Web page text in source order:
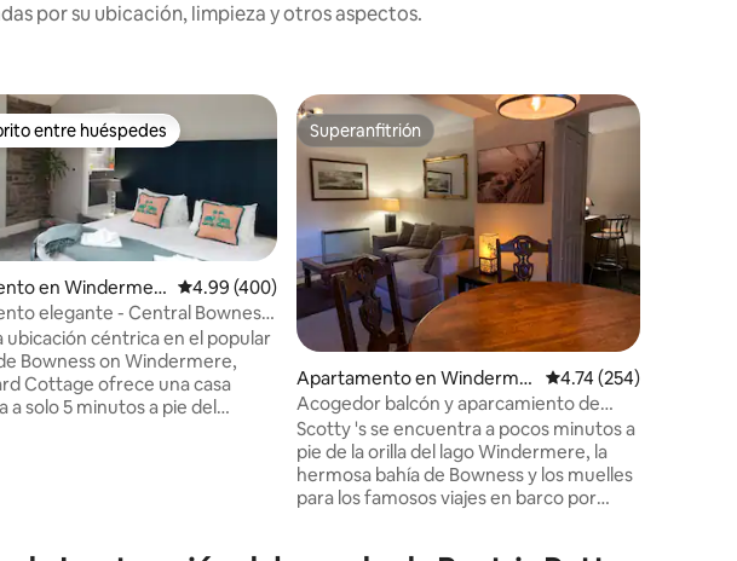
por su ubicación, limpieza y otros aspectos.
de 5, 183 reseñas
entre huéspedes preferido
entre huéspedes
en Windermer
Calificación promedio: 4.99 de 5, 400 reseñas
4.99 (400)
elegante - Central Bowness
ubicación céntrica en el popular
Bowness on Windermere,
Cottage ofrece una casa
a solo 5 minutos a pie del
Superanfitrión
Superanfitrión
Apartamento en Winderme
re
Calificación promedio:
4.74 (254)
Acogedor balcón y aparcamiento de
Scotty en el centro de Bowness
Scotty 's se encuentra a pocos minutos a
pie de la orilla del lago Windermere, la
hermosa bahía de Bowness y los muelles
para los famosos viajes en barco por